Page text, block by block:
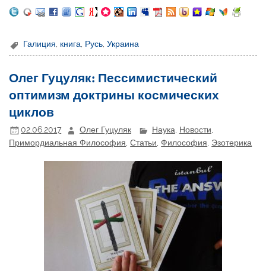
Галиция, книга, Русь,Украина
Олег Гуцуляк: Пессимистический
оптимизм доктрины космических
циклов
02.06.2017 Олег Гуцуляк Наука Новости
Примордиальная Философия ,Статьи ,Философия Эзотерика